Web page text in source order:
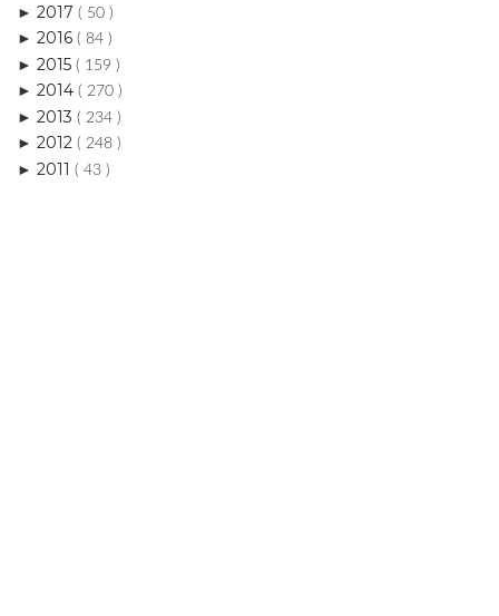
► 2017 ( 50 )
► 2016 ( 84 )
► 2015 ( 159 )
► 2014 ( 270 )
► 2013 ( 234 )
► 2012 ( 248 )
► 2011 ( 43 )